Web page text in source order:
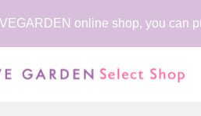
online shop, you can